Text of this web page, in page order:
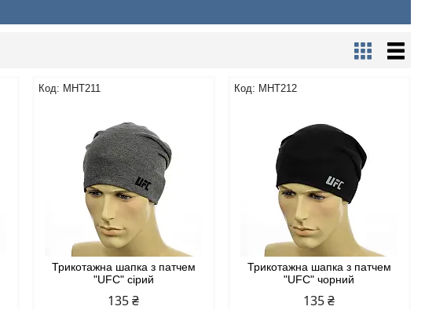
MHT211
Трикотажна шапка з патчем
"UFC" сірий
135 ₴
MHT212
Трикотажна шапка з патчем
"UFC" чорний
135 ₴